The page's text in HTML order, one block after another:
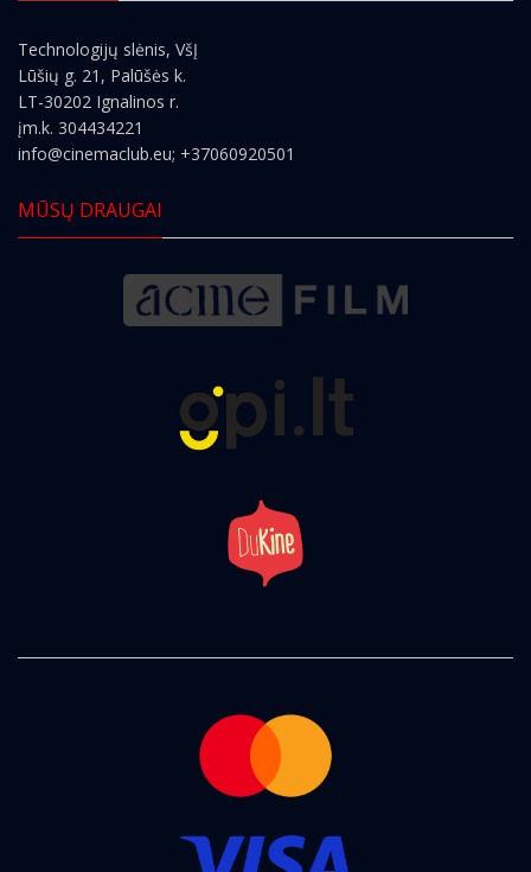
Technologijų slėnis, VšĮ
Lūšių g. 21, Palūšės k.
LT-30202 Ignalinos r.
įm.k. 304434221
info@cinemaclub.eu; +37060920501
MŪSŲ DRAUGAI